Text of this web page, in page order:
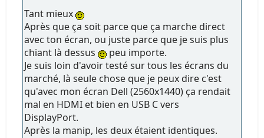
Tant mieux
Après que ça soit parce que ça marche direct
avec ton écran, ou juste parce que je suis plus
chiant là dessus
peu importe.
Je suis loin d'avoir testé sur tous les écrans du
marché, là seule chose que je peux dire c'est
qu'avec mon écran Dell (2560x1440) ça rendait
mal en HDMI et bien en USB C vers
DisplayPort.
Après la manip, les deux étaient identiques.